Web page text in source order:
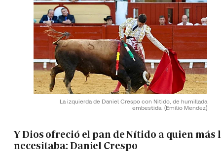
La izquierda de Daniel Crespo con Nitido, de humillada
embestida. (Emilio Mendez)
Y Dios ofreció el pan de Nítido a quien más
necesitaba: Daniel Crespo